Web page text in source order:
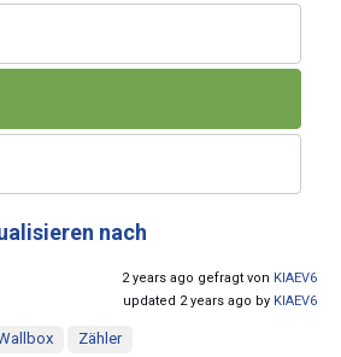
nach
2 years ago gefragt von KIAEV6
updated 2 years ago by KIAEV6
Zähler